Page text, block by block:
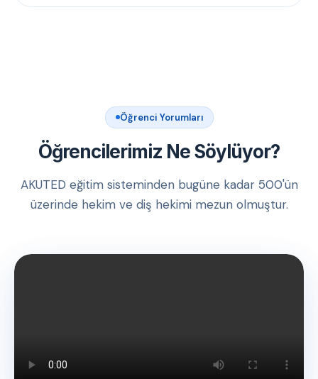
Öğrenci Yorumları
Öğrencilerimiz Ne Söylüyor?
AKUTED eğitim sisteminden bugüne kadar 500'ün
üzerinde hekim ve diş hekimi mezun olmuştur.